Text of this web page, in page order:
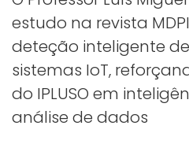
estudo na revista
deteção inteligente
sistemas IoT,
do IPLUSO em
análise de dados